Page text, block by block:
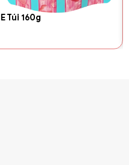
Túi 160g